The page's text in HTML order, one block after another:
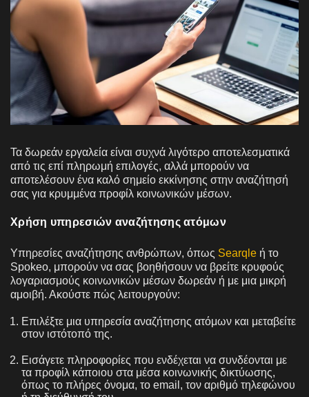
Τα δωρεάν εργαλεία είναι συχνά λιγότερο αποτελεσματικά
από τις επί πληρωμή επιλογές, αλλά μπορούν να
αποτελέσουν ένα καλό σημείο εκκίνησης στην αναζήτησή
σας για κρυμμένα προφίλ κοινωνικών μέσων.
Χρήση υπηρεσιών αναζήτησης ατόμων
Υπηρεσίες αναζήτησης ανθρώπων, όπως Searqle ή το
Spokeo, μπορούν να σας βοηθήσουν να βρείτε κρυφούς
λογαριασμούς κοινωνικών μέσων δωρεάν ή με μια μικρή
αμοιβή. Ακούστε πώς λειτουργούν:
Επιλέξτε μια υπηρεσία αναζήτησης ατόμων και μεταβείτε
στον ιστότοπό της.
Εισάγετε πληροφορίες που ενδέχεται να συνδέονται με
τα προφίλ κάποιου στα μέσα κοινωνικής δικτύωσης,
όπως το πλήρες όνομα, το email, τον αριθμό τηλεφώνου